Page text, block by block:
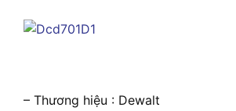
– Thương hiệu : Dewalt